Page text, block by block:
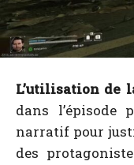
L’utilisation de
dans l’épisode
narratif pour
des